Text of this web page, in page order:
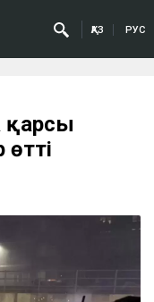
ҚАЗ РУС
қарсы